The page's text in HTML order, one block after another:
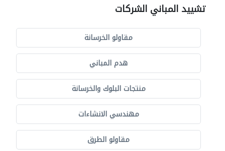
تشييد المباني الشركات
مقاولو الخرسانة
هدم المباني
منتجات البلوك والخرسانة
مهندسي الانشاءات
مقاولو الطرق